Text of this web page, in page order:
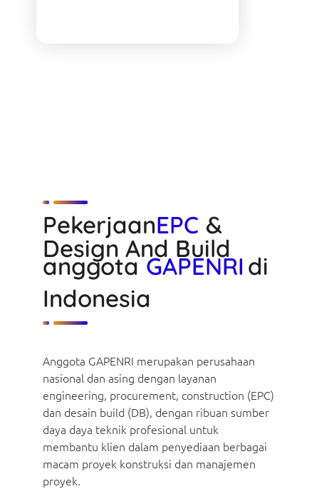
PekerjaanEPC &
Design And Build
anggota GAPENRIdi
Indonesia
Anggota GAPENRI merupakan perusahaan
nasional dan asing dengan layanan
engineering, procurement, construction (EPC)
dan desain build (DB), dengan ribuan sumber
daya daya teknik profesional untuk
membantu klien dalam penyediaan berbagai
macam proyek konstruksi dan manajemen
proyek.